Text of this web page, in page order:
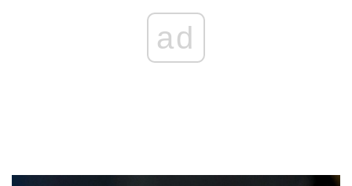
ad